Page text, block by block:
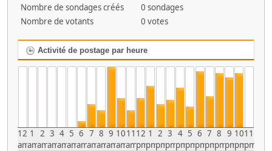
Nombre de sondages créés
0 sondages
Nombre de votants
0 votes
Activité de postage par heure
12
am
1
am
2
am
3
am
4
am
5
am
6
am
7
am
8
am
9
am
10
am
11
am
12
pm
1
pm
2
pm
3
pm
4
pm
5
pm
6
pm
7
pm
8
pm
9
pm
10
pm
11
pm